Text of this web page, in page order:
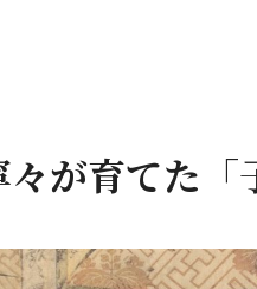
が育てた「